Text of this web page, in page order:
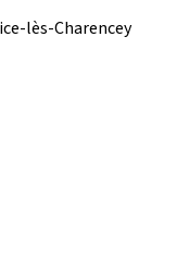
lès-Charencey